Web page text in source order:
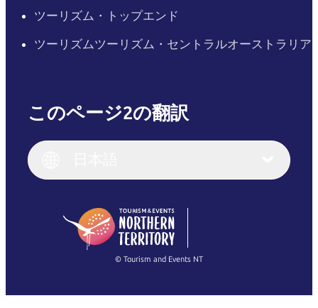
ツーリズム・トップエンド
ツーリズムツーリズム・セントラルオーストラリア
このページ2の翻訳
English (US)
English
(Singapore)
Français
繁體中文
© Tourism and Events NT